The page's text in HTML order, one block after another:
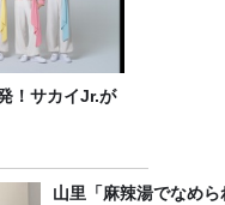
！サカイJr.が
山里「麻辣湯でなめら